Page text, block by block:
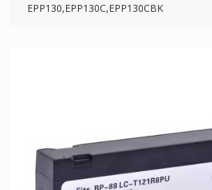
EPP130,EPP130C,EPP130CBK